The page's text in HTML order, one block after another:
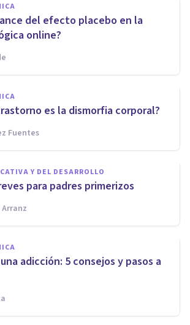
del efecto placebo en la
online?
es la dismorfia corporal?
Fuentes
Y DEL DESARROLLO
para padres primerizos
adicción: 5 consejos y pasos a